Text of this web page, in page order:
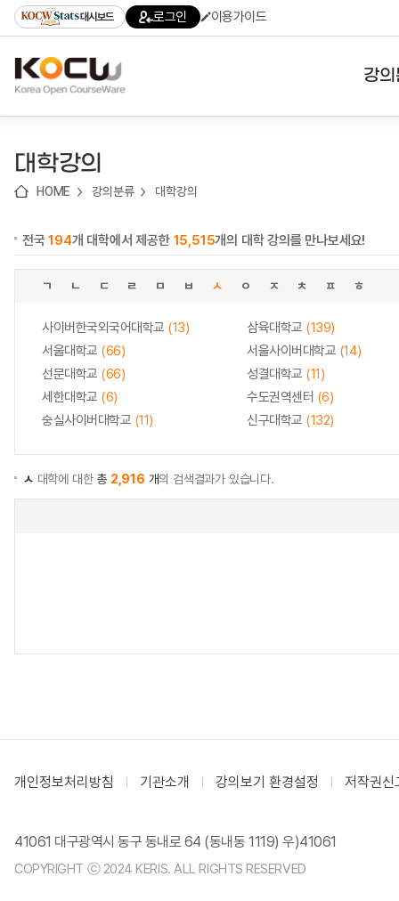
기
기
기
content)
가
대시보드 로그인 이용가이드
강
대학강의
HOME 강의분류 대학강의
전국194개 대학에서 제공한 15,515개의 대학 강의를 만나보세요!
ㄱ ㄴ ㄷ ㄹ ㅁ ㅂ ㅅ ㅇ ㅈ ㅊ ㅍ ㅎ
사이버한국외국어대학교 (13) 삼육대학교 (139)
서울대학교 (66) 서울사이버대학교 (14)
선문대학교 (66) 성결대학교 (11)
세한대학교 (6) 수도권역센터 (6)
숭실사이버대학교 (11) 신구대학교 (132)
ㅅ 대학에 대한총 2,916 개의 검색결과가 있습니다.
개인정보처리방침 기관소개 강의보기 환경설정 저작권신
41061 대구광역시 동구 동내로 64 (동내동 1119) 우)41061
COPYRIGHT ⓒ 2024 KERIS. ALL RIGHTS RESERVED